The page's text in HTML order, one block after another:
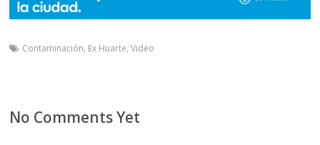
Contaminación, Ex Huarte,Video
No Comments Yet